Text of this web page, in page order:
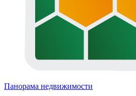
Панорама недвижимости